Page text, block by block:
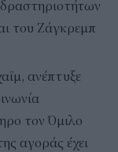
του Ζάγκρεμπ
ανέπτυξε
τον Όμιλο
αγοράς έχει